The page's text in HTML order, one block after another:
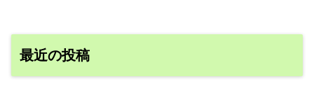
最近の投稿